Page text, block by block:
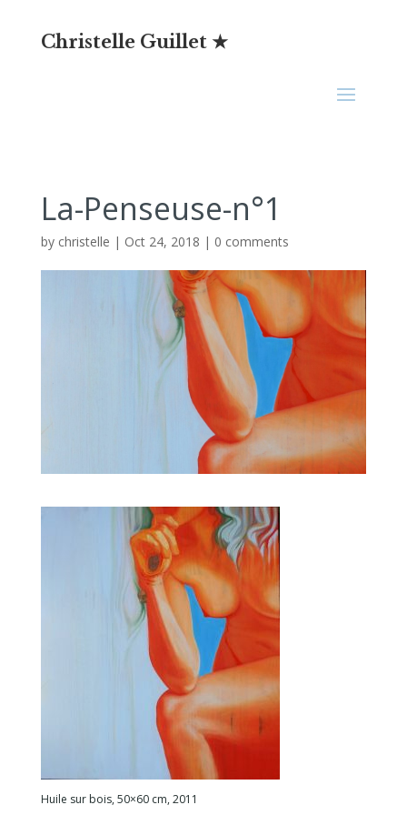
Christelle Guillet ★
La-Penseuse-n°1
by christelle | Oct 24, 2018 | 0 comments
Huile sur bois, 50×60 cm, 2011